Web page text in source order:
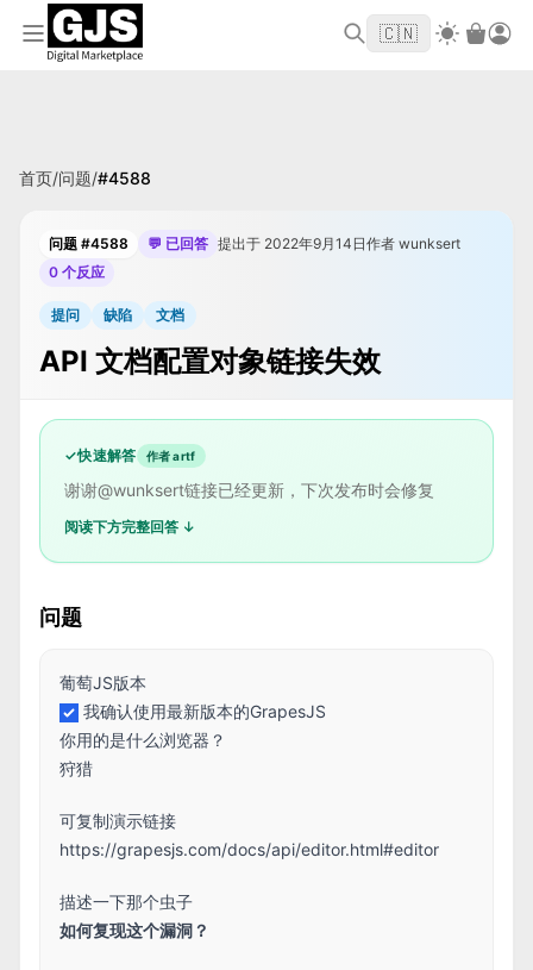
欢迎来到 GJS.MARKET！使用优惠码 WELCOME2026
首单立
🇨🇳
首页/问题/#4588
问题 #4588 💬 已回答 提出于 2022年9月14日作者 wunksert
0 个反应
提问 缺陷 文档
API 文档配置对象链接失效
✓快速解答 作者 artf
谢谢@wunksert链接已经更新，下次发布时会修复
阅读下方完整回答 ↓
问题
葡萄JS版本
我确认使用最新版本的GrapesJS
你用的是什么浏览器？
狩猎
可复制演示链接
https://grapesjs.com/docs/api/editor.html#editor
描述一下那个虫子
如何复现这个漏洞？